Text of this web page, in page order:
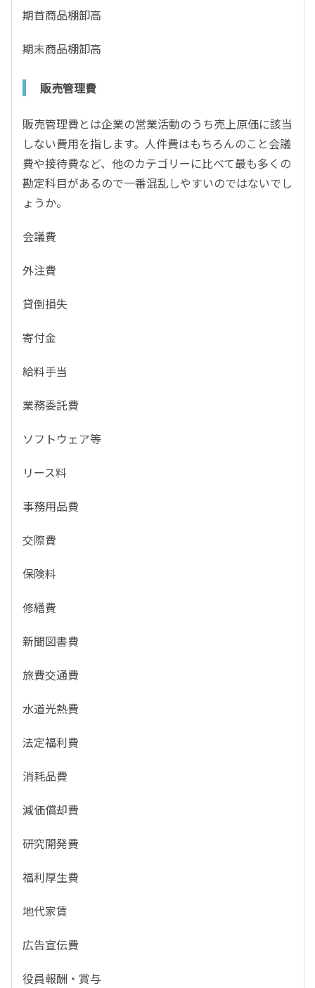
期首商品棚卸高
期末商品棚卸高
販売管理費
販売管理費とは企業の営業活動のうち売上原価に該当
しない費用を指します。人件費はもちろんのこと会議
費や接待費など、他のカテゴリーに比べて最も多くの
勘定科目があるので一番混乱しやすいのではないでし
ょうか。
会議費
外注費
貸倒損失
寄付金
給料手当
業務委託費
ソフトウェア等
リース料
事務用品費
交際費
保険料
修繕費
新聞図書費
旅費交通費
水道光熱費
法定福利費
消耗品費
減価償却費
研究開発費
福利厚生費
地代家賃
広告宣伝費
役員報酬・賞与